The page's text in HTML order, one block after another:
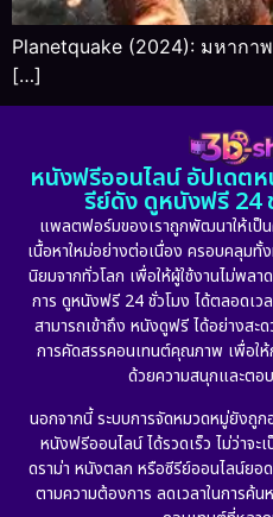
Planetquake (2024): มหากา
[…]
หนังฟรีออนไลน์ อัปเดต
รีย์ดัง ดูหนังฟรี 24
แพลตฟอร์มของเราถูกพัฒนาให้เป็
เนื้อหาใหม่อย่างต่อเนื่อง ครอบคลุม
นิยมจากทั่วโลก เพื่อให้ผู้ใช้งานไม่พล
การ ดูหนังฟรี 24 ชั่วโมง ได้ตลอดเว
สามารถเข้าถึง หนังดูฟรี ได้อย่างส
การคัดสรรคอนเทนต์คุณภาพ เพื่อใ
ด้วยความสนุกและตอ
นอกจากนี้ ระบบการจัดหมวดหมู่ยังถูก
หนังฟรีออนไลน์ ได้รวดเร็ว ไม่ว่าจ
ดราม่า หนังตลก หรือซีรีย์ออนไลน์ย
ตามความต้องการ ลดเวลาในการค้น